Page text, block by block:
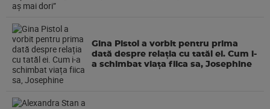
Gina Pistol a vorbit pentru prima
dată despre relația cu tatăl ei. Cum i-
a schimbat viața fiica sa, Josephine